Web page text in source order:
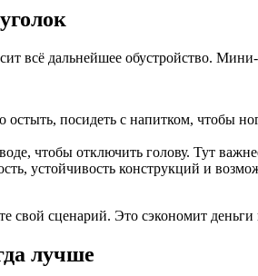
всё дальнейшее обустройство.
посидеть с напитком, чтобы
чтобы отключить голову. Тут
устойчивость конструкций и
свой сценарий. Это сэкономит
лучше